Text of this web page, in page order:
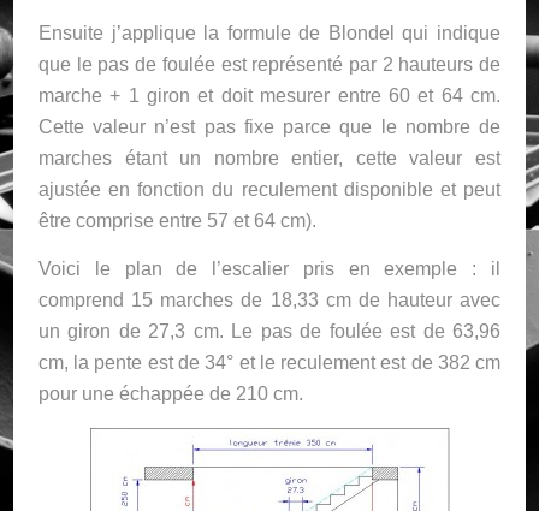
Ensuite j’applique la formule de Blondel qui indique
que le pas de foulée est représenté par 2 hauteurs de
marche + 1 giron et doit mesurer entre 60 et 64 cm.
Cette valeur n’est pas fixe parce que le nombre de
marches étant un nombre entier, cette valeur est
ajustée en fonction du reculement disponible et peut
être comprise entre 57 et 64 cm).
Voici le plan de l’escalier pris en exemple : il
comprend 15 marches de 18,33 cm de hauteur avec
un giron de 27,3 cm. Le pas de foulée est de 63,96
cm, la pente est de 34° et le reculement est de 382 cm
pour une échappée de 210 cm.